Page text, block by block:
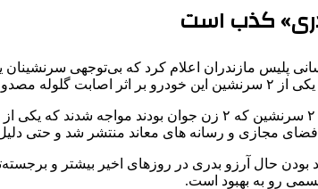
بدری» کذب است
پلیس مازندران اعلام کرد که بی‌توجهی
مصدوم شد.
ماموران پس از متوقف شدن خودرو با ۲ سرنشین که
مجازی و رسانه های معاند منتشر شد و حتی
بودن حال آرزو بدری در روزهای اخیر بیشتر و
رو به بهبود است.